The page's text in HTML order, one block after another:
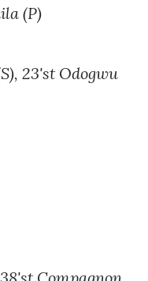
(P)
23'st Odogwu